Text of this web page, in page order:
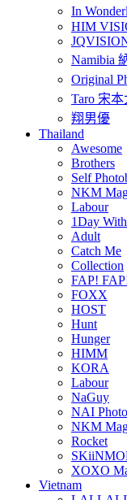
In
HIM
Namibia
Original
Taro 宋本
翔男優
Thailand
Awesome
Brothers
Self
NKM
Labour
1Day With
Adult
Catch Me
Collection
FAP!
FOXX
HOST
Hunt
Hunger
HIMM
KORA
Labour
NaGuy
NAI
NKM
Rocket
XOXO
Vietnam